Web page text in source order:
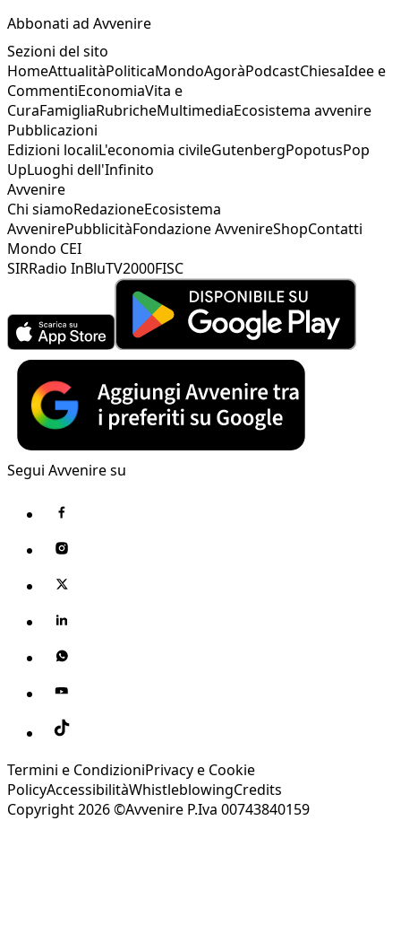
Abbonati ad Avvenire
Sezioni del sito
HomeAttualitàPoliticaMondoAgoràPodcastChiesaIdee e
CommentiEconomiaVita e
CuraFamigliaRubricheMultimediaEcosistema avvenire
Pubblicazioni
Edizioni localiL'economia civileGutenbergPopotusPop
UpLuoghi dell'Infinito
Avvenire
Chi siamoRedazioneEcosistema
AvvenirePubblicitàFondazione AvvenireShopContatti
Mondo CEI
SIRRadio InBluTV2000FISC
Segui Avvenire su
Termini e CondizioniPrivacy e Cookie
PolicyAccessibilitàWhistleblowingCredits
Copyright 2026 ©Avvenire P.Iva 00743840159